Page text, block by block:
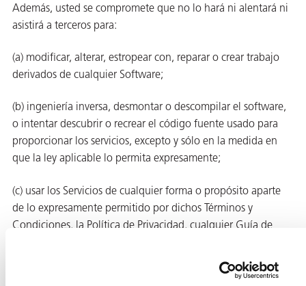
Además, usted se compromete que no lo hará ni alentará ni
asistirá a terceros para:
(a) modificar, alterar, estropear con, reparar o crear trabajo
derivados de cualquier Software;
(b) ingeniería inversa, desmontar o descompilar el software,
o intentar descubrir o recrear el código fuente usado para
proporcionar los servicios, excepto y sólo en la medida en
que la ley aplicable lo permita expresamente;
(c) usar los Servicios de cualquier forma o propósito aparte
de lo expresamente permitido por dichos Términos y
Condiciones, la Política de Privacidad, cualquier Guía de
los servicios que están disponibles en los servicios